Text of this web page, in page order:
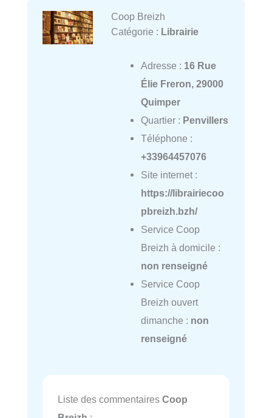
Coop Breizh
Catégorie : Librairie
Adresse : 16 Rue
Élie Freron, 29000
Quimper
Quartier : Penvillers
Téléphone :
+33964457076
Site internet :
https://librairiecoo
pbreizh.bzh/
Service Coop
Breizh à domicile :
non renseigné
Service Coop
Breizh ouvert
dimanche : non
renseigné
Liste des commentaires Coop